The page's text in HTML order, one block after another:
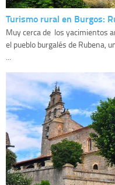
Turismo rural en Burgos:
Muy cerca de los yacimientos
el pueblo burgalés de Rubena,
...